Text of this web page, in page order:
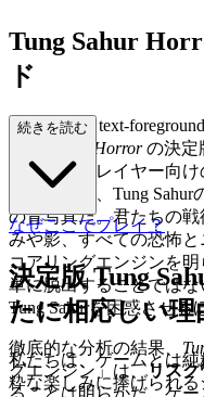
Tung Sahur
ド
class="mb-4 text-
Tung Sahur Horrorの決定
ジュアルプレイヤー向
ルを超越し、Tung
の青写真だ。君たちの
みや影、すべての恐怖
コアリングエンジンを
単に脱出することではな
Tung Sahurを困惑させる
徹底的な分析の結果、
グエンジン」は、リス
ることは明らかだ。ゲ
続きを読む
なぜここでプレイ？
決定版 Tung
たに相応しい理
私たちは、ゲームとは
粋な楽しみに捧げられ